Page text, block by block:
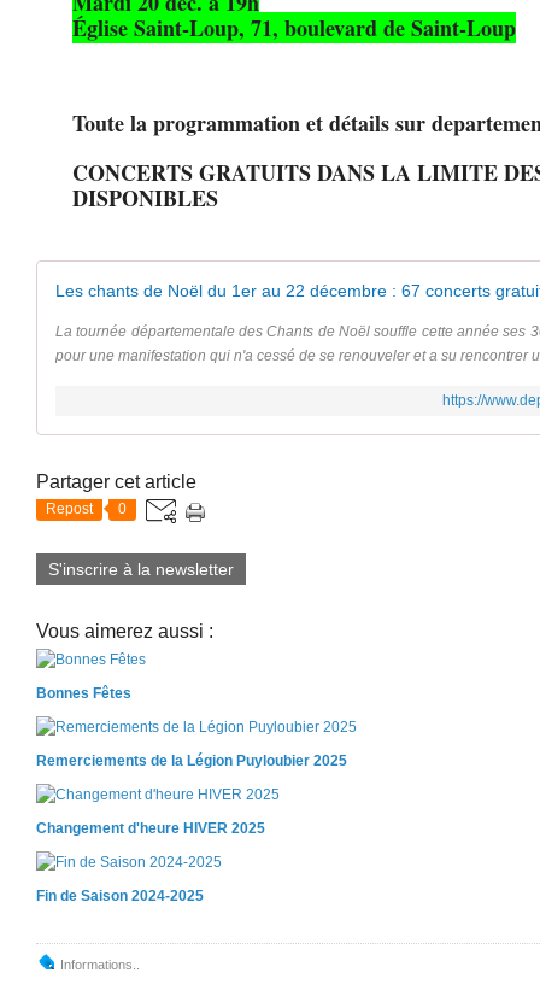
Église Saint-Loup, 71, boulevard de Saint-Loup
Toute la programmation et détails sur
CONCERTS GRATUITS DANS LA LIMITE
DISPONIBLES
Les chants de Noël du 1er au 22 décembre : 67 concerts
La tournée départementale des Chants de Noël souffle cette année ses
pour une manifestation qui n'a cessé de se renouveler et a su rencontrer
https://
Partager cet article
Repost 0
S'inscrire à la newsletter
Vous aimerez aussi :
Bonnes Fêtes
Remerciements de la Légion Puyloubier 2025
Changement d'heure HIVER 2025
Fin de Saison 2024-2025
Informations..